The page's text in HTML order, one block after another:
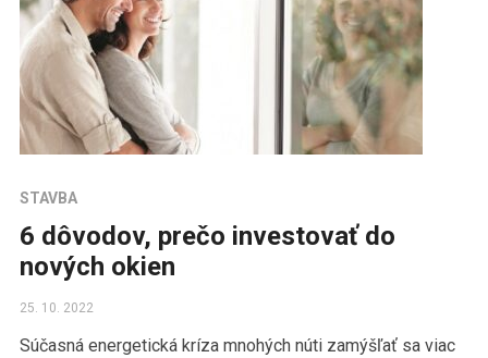
STAVBA
6 dôvodov, prečo investovať do
nových okien
25. 10. 2022
Súčasná energetická kríza mnohých núti zamýšľať sa viac